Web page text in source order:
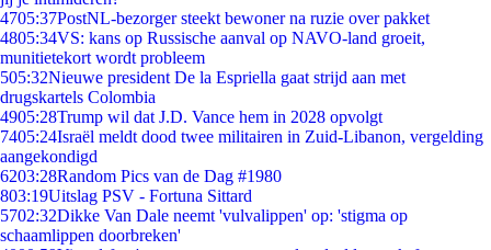
4705:37PostNL-bezorger steekt bewoner na ruzie over pakket
4805:34VS: kans op Russische aanval op NAVO-land groeit,
munitietekort wordt probleem
505:32Nieuwe president De la Espriella gaat strijd aan met
drugskartels Colombia
4905:28Trump wil dat J.D. Vance hem in 2028 opvolgt
7405:24Israël meldt dood twee militairen in Zuid-Libanon, vergelding
aangekondigd
6203:28Random Pics van de Dag #1980
803:19Uitslag PSV - Fortuna Sittard
5702:32Dikke Van Dale neemt 'vulvalippen' op: 'stigma op
schaamlippen doorbreken'